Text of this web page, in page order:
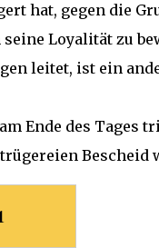
hat, gegen die
Loyalität zu
leitet, ist ein
Ende des Tages
Bescheid